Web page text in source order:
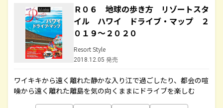
Ｒ０６ 地球の歩き方 リゾートスタ
イル ハワイ ドライブ・マップ ２
０１９～２０２０
Resort Style
2018.12.05 発売
ワイキキから遠く離れた静かな入り江で過ごしたり、都会の喧
噪から遠く離れた離島を気の向くままにドライブを楽しむ